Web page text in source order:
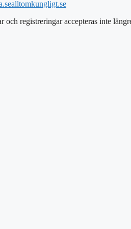
alltomkungligt.se
registreringar accepteras inte